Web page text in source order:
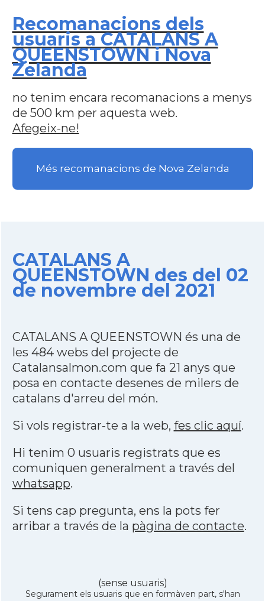
Recomanacions dels
usuaris a CATALANS A
QUEENSTOWN i Nova
Zelanda
no tenim encara recomanacions a menys
de 500 km per aquesta web.
Afegeix-ne!
Més recomanacions de Nova Zelanda
CATALANS A
QUEENSTOWN des del 02
de novembre del 2021
CATALANS A QUEENSTOWN és una de
les 484 webs del projecte de
Catalansalmon.com que fa 21 anys que
posa en contacte desenes de milers de
catalans d'arreu del món.
Si vols registrar-te a la web, fes clic aquí.
Hi tenim 0 usuaris registrats que es
comuniquen generalment a través del
whatsapp.
Si tens cap pregunta, ens la pots fer
arribar a través de la pàgina de contacte.
(sense usuaris)
Segurament els usuaris que en formàven part, s'han